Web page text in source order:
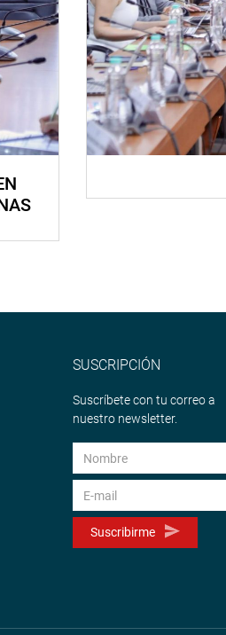
SUSCRIPCIÓN
Suscríbete con tu correo a
nuestro newsletter.
Suscribirme